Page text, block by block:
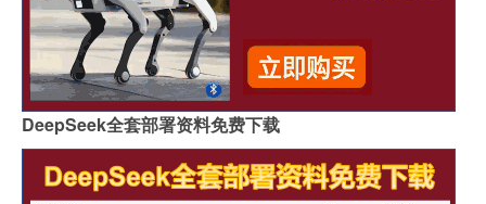
DeepSeek全套部署资料免费下载